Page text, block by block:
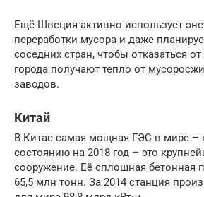
Ещё Швеция активно использует
переработки мусора и даже
соседних стран, чтобы отказаться
города получают тепло от
заводов.
Китай
В Китае самая мощная ГЭС в мире –
состоянию на 2018 год – это
сооружение. Её сплошная бетонная
65,5 млн тонн. За 2014 станция